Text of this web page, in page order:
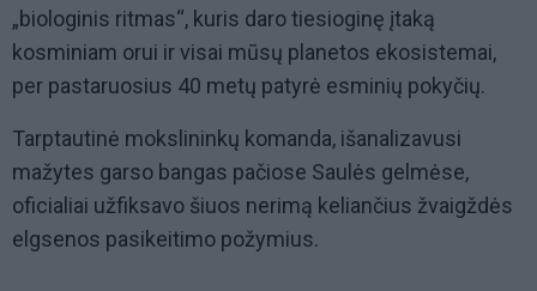
„biologinis ritmas“, kuris daro tiesioginę įtaką
kosminiam orui ir visai mūsų planetos ekosistemai,
per pastaruosius 40 metų patyrė esminių pokyčių.
Tarptautinė mokslininkų komanda, išanalizavusi
mažytes garso bangas pačiose Saulės gelmėse,
oficialiai užfiksavo šiuos nerimą keliančius žvaigždės
elgsenos pasikeitimo požymius.